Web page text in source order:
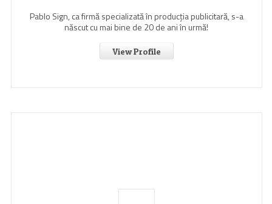
Pablo Sign, ca firmă specializată în producția publicitară, s-a
născut cu mai bine de 20 de ani în urmă!
View Profile